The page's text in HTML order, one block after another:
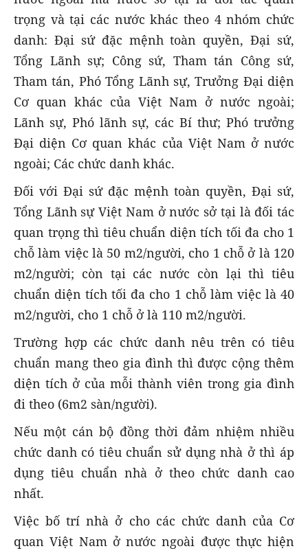
trọng và tại các nước khác theo 4 nhóm chức
danh: Đại sứ đặc mệnh toàn quyền, Đại sứ,
Tổng Lãnh sự; Công sứ, Tham tán Công sứ,
Tham tán, Phó Tổng Lãnh sự, Trưởng Đại diện
Cơ quan khác của Việt Nam ở nước ngoài;
Lãnh sự, Phó lãnh sự, các Bí thư; Phó trưởng
Đại diện Cơ quan khác của Việt Nam ở nước
ngoài; Các chức danh khác.
Đối với Đại sứ đặc mệnh toàn quyền, Đại sứ,
Tổng Lãnh sự Việt Nam ở nước sở tại là đối tác
quan trọng thì tiêu chuẩn diện tích tối đa cho 1
chỗ làm việc là 50 m2/người, cho 1 chỗ ở là 120
m2/người; còn tại các nước còn lại thì tiêu
chuẩn diện tích tối đa cho 1 chỗ làm việc là 40
m2/người, cho 1 chỗ ở là 110 m2/người.
Trường hợp các chức danh nêu trên có tiêu
chuẩn mang theo gia đình thì được cộng thêm
diện tích ở của mỗi thành viên trong gia đình
đi theo (6m2 sàn/người).
Nếu một cán bộ đồng thời đảm nhiệm nhiều
chức danh có tiêu chuẩn sử dụng nhà ở thì áp
dụng tiêu chuẩn nhà ở theo chức danh cao
nhất.
Việc bố trí nhà ở cho các chức danh của Cơ
quan Việt Nam ở nước ngoài được thực hiện